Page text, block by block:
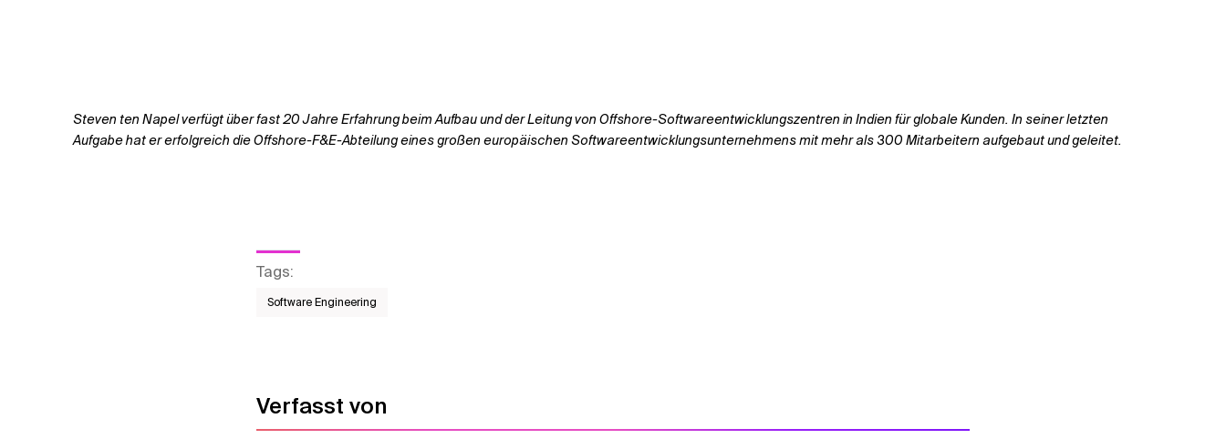
Steven ten Napel verfügt über fast 20 Jahre Erfahrung beim Aufbau und der Leitung von Offshore-Softwareentwicklungszentren in Indien für globale Kunden. In seiner letzten
Aufgabe hat er erfolgreich die Offshore-F&E-Abteilung eines großen europäischen Softwareentwicklungsunternehmens mit mehr als 300 Mitarbeitern aufgebaut und geleitet.
Tags:
Software Engineering
Verfasst von